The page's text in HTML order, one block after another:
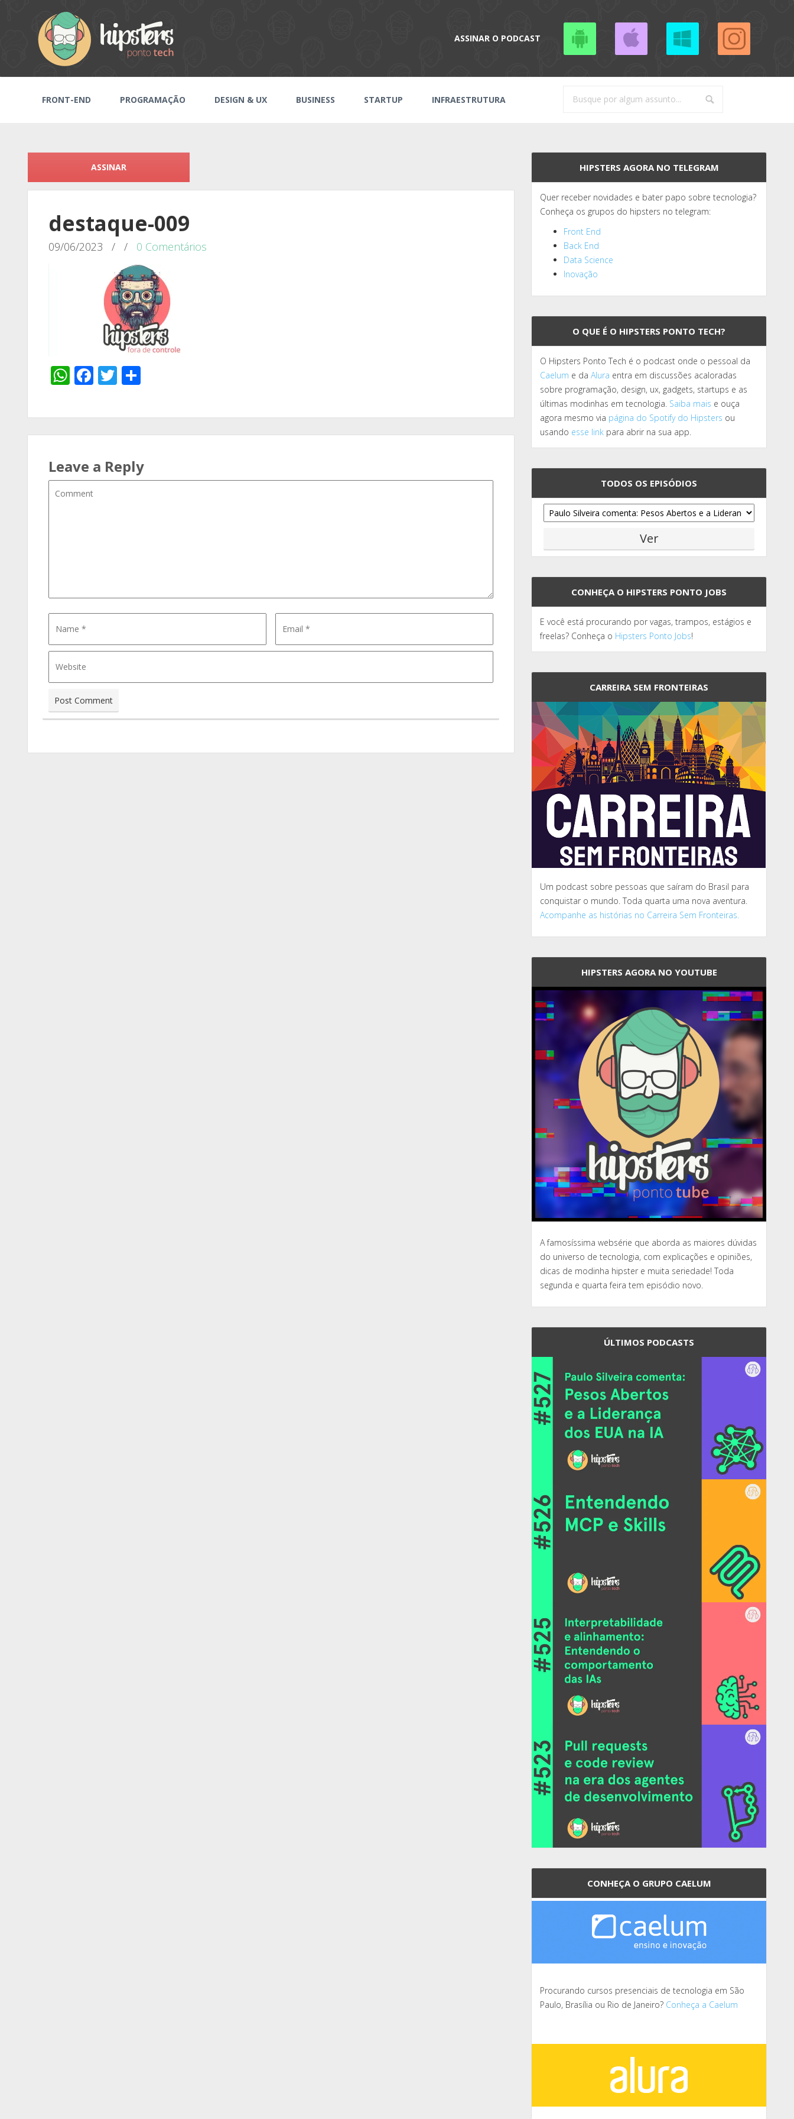
ASSINAR O PODCAST
FRONT-END PROGRAMAÇÃO DESIGN & UX BUSINESS STARTUP INFRAESTRUTURA
ASSINAR
destaque-009
09/06/2023 / / 0 Comentários
WhatsApp
Facebook
Twitter
Leave a Reply
HIPSTERS AGORA NO TELEGRAM
Quer receber novidades e bater papo sobre tecnologia?
Conheça os grupos do hipsters no telegram:
Front End
Back End
Data Science
Inovação
O QUE É O HIPSTERS PONTO TECH?
O Hipsters Ponto Tech é o podcast onde o pessoal da
Caelum e daAlura entra em discussões acaloradas
sobre programação, design, ux, gadgets, startups e as
últimas modinhas em tecnologia. Saiba mais e ouça
agora mesmo via página do Spotify do Hipsters ou
usando esse link para abrir na sua app.
TODOS OS EPISÓDIOS
CONHEÇA O HIPSTERS PONTO JOBS
E você está procurando por vagas, trampos, estágios e
freelas? Conheça o Hipsters Ponto Jobs!
CARREIRA SEM FRONTEIRAS
Um podcast sobre pessoas que saíram do Brasil para
conquistar o mundo. Toda quarta uma nova aventura.
Acompanhe as histórias no Carreira Sem Fronteiras.
HIPSTERS AGORA NO YOUTUBE
A famosíssima websérie que aborda as maiores dúvidas
do universo de tecnologia, com explicações e opiniões,
dicas de modinha hipster e muita seriedade! Toda
segunda e quarta feira tem episódio novo.
ÚLTIMOS PODCASTS
CONHEÇA O GRUPO CAELUM
Procurando cursos presenciais de tecnologia em São
Paulo, Brasília ou Rio de Janeiro? Conheça a Caelum